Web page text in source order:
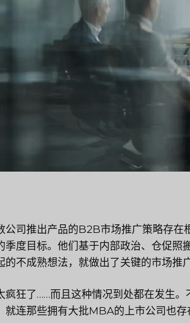
公司推出产品的B2B市场推广策略存在
季度目标。他们基于内部政治、仓促照
的不成熟想法，就做出了关键的市场推
疯狂了……而且这种情况到处都在发生
就连那些拥有大批MBA的上市公司也